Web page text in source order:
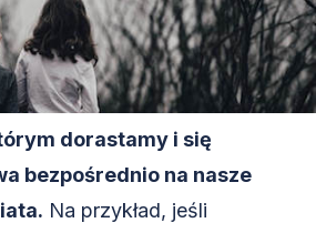
dorastamy i się
bezpośrednio na nasze
Na przykład, jeśli